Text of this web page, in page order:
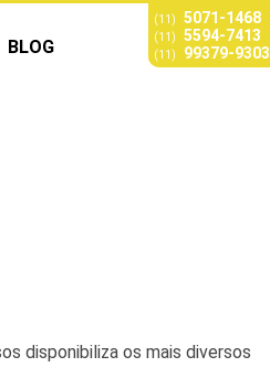
BLOG
(11) 5071-1468
(11) 5594-7413
(11) 99379-9303
disponibiliza os mais diversos